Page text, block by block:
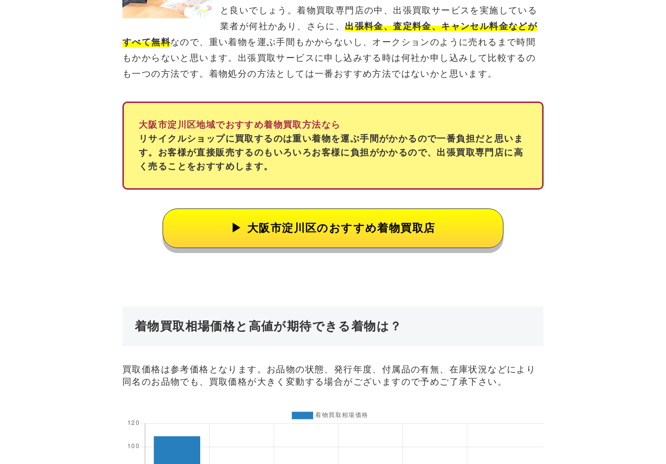
と良いでしょう。着物買取専門店の中、出張買取サービスを実施している
業者が何社かあり、さらに、出張料金、査定料金、キャンセル料金などが
すべて無料なので、重い着物を運ぶ手間もかからないし、オークションのように売れるまで時間
もかからないと思います。出張買取サービスに申し込みする時は何社か申し込みして比較するの
も一つの方法です。着物処分の方法としては一番おすすめ方法ではないかと思います。
大阪市淀川区地域でおすすめ着物買取方法なら
リサイクルショップに買取するのは重い着物を運ぶ手間がかかるので一番負担だと思いま
す。お客様が直接販売するのもいろいろお客様に負担がかかるので、出張買取専門店に高
く売ることをおすすめします。
大阪市淀川区のおすすめ着物買取店
着物買取相場価格と高値が期待できる着物は？
買取価格は参考価格となります。お品物の状態、発行年度、付属品の有無、在庫状況などにより
同名のお品物でも、買取価格が大きく変動する場合がございますので予めご了承下さい。